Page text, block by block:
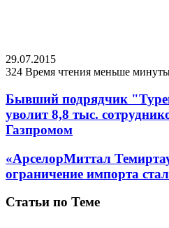
29.07.2015
324 Время чтения меньше
Бывший подрядчик
уволит 8,8 тыс.
Газпромом
«АрселорМиттал
ограничение импорта
Статьи по Теме